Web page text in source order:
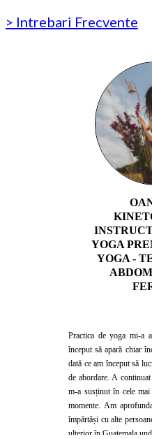
> Intrebari Frecvente
YOGA
YOGA -
Practica de yoga mi-a
început să apară chiar
dată ce am început să
de abordare. A
m-a susținut în cele
momente. Am
împărtăși cu alte
ulterior în Guatemala